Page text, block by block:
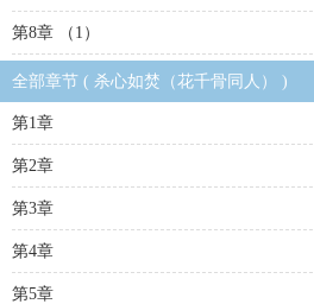
第8章 （1）
全部章节 ( 杀心如焚（花千骨同人） )
第1章
第2章
第3章
第4章
第5章